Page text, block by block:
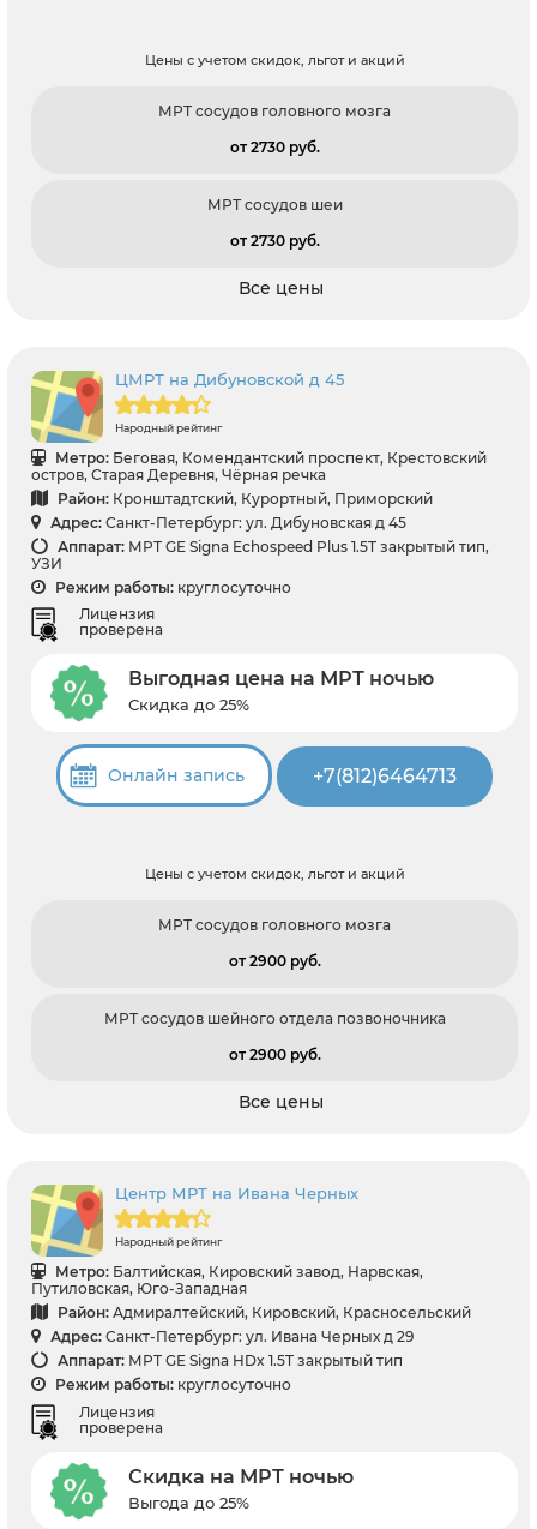
Цены с учетом скидок, льгот и акций
МРТ сосудов головного мозга
от 2730 pуб.
МРТ сосудов шеи
от 2730 pуб.
Все цены
ЦМРТ на Дибуновской д 45
Народный рейтинг
Метро: Беговая, Комендантский проспект, Крестовский
остров, Старая Деревня, Чёрная речка
Район: Кронштадтский, Курортный, Приморский
Адрес: Санкт-Петербург: ул. Дибуновская д 45
Аппарат: МРТ GE Signa Echospeed Plus 1.5T закрытый тип,
УЗИ
Режим работы: круглосуточно
Лицензия
проверена
Выгодная цена на МРТ ночью
Скидка до 25%
Онлайн запись +7(812)6464713
Цены с учетом скидок, льгот и акций
МРТ сосудов головного мозга
от 2900 pуб.
МРТ сосудов шейного отдела позвоночника
от 2900 pуб.
Все цены
Центр МРТ на Ивана Черных
Народный рейтинг
Метро: Балтийская, Кировский завод, Нарвская,
Путиловская, Юго-Западная
Район: Адмиралтейский, Кировский, Красносельский
Адрес: Санкт-Петербург: ул. Ивана Черных д 29
Аппарат: МРТ GE Signa HDx 1.5T закрытый тип
Режим работы: круглосуточно
Лицензия
проверена
Скидка на МРТ ночью
Выгода до 25%